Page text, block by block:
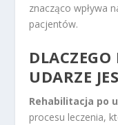
znacząco wpływa
pacjentów.
UDARZE
Rehabilitacja po
procesu leczenia,